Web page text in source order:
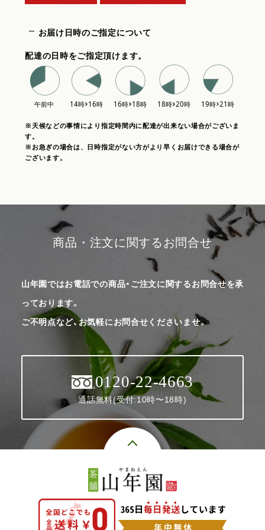
お届け日時のご指定について
配達の日時をご指定頂けます。
※天候などの事情により指定時間内に配達が出来ない場合がございま
す。
※お急ぎの場合は、日時指定がない方がより早くお届けできる場合が
ございます。
商品・注文に関するお問合せ
山年園ではお電話での商品・ご注文に関するお問合せを承
っております。
ご不明点など、お気軽にお問合せくださいませ。
0120-22-4663
通話無料(受付:10時〜18時)